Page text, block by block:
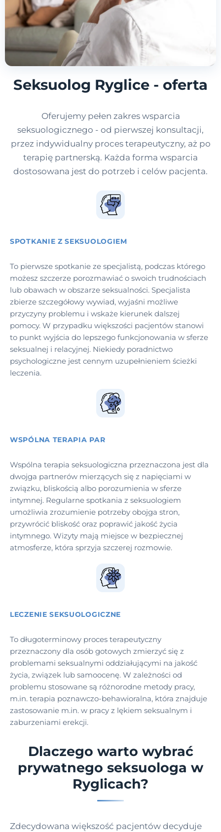
Seksuolog Ryglice - oferta
Oferujemy pełen zakres wsparcia
seksuologicznego - od pierwszej konsultacji,
przez indywidualny proces terapeutyczny, aż po
terapię partnerską. Każda forma wsparcia
dostosowana jest do potrzeb i celów pacjenta.
SPOTKANIE Z SEKSUOLOGIEM
To pierwsze spotkanie ze specjalistą, podczas którego
możesz szczerze porozmawiać o swoich trudnościach
lub obawach w obszarze seksualności. Specjalista
zbierze szczegółowy wywiad, wyjaśni możliwe
przyczyny problemu i wskaże kierunek dalszej
pomocy. W przypadku większości pacjentów stanowi
to punkt wyjścia do lepszego funkcjonowania w sferze
seksualnej i relacyjnej. Niekiedy poradnictwo
psychologiczne jest cennym uzupełnieniem ścieżki
leczenia.
WSPÓLNA TERAPIA PAR
Wspólna terapia seksuologiczna przeznaczona jest dla
dwojga partnerów mierzących się z napięciami w
związku, bliskością albo porozumienia w sferze
intymnej. Regularne spotkania z seksuologiem
umożliwia zrozumienie potrzeby obojga stron,
przywrócić bliskość oraz poprawić jakość życia
intymnego. Wizyty mają miejsce w bezpiecznej
atmosferze, która sprzyja szczerej rozmowie.
LECZENIE SEKSUOLOGICZNE
To długoterminowy proces terapeutyczny
przeznaczony dla osób gotowych zmierzyć się z
problemami seksualnymi oddziałującymi na jakość
życia, związek lub samoocenę. W zależności od
problemu stosowane są różnorodne metody pracy,
m.in. terapia poznawczo-behawioralna, która znajduje
zastosowanie m.in. w pracy z lękiem seksualnym i
zaburzeniami erekcji.
Dlaczego warto wybrać
prywatnego seksuologa w
Ryglicach?
Zdecydowana większość pacjentów decyduje